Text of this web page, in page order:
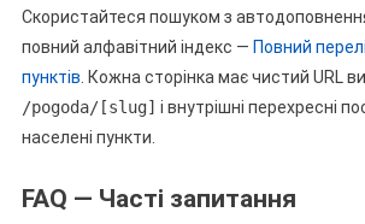
Скористайтеся пошуком з
повний алфавітний індекс — Повний
пунктів . Кожна сторінка має чистий URL
/pogoda/[slug] і внутрішні перехресні
населені пункти.
FAQ — Часті запитання